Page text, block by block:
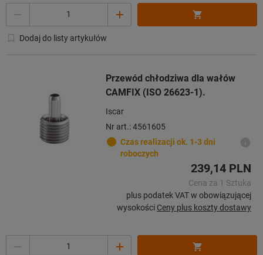
Dodaj do listy artykułów
Przewód chłodziwa dla wałów
CAMFIX (ISO 26623-1).
Iscar
Nr art.: 4561605
Czas realizacji ok. 1-3 dni
roboczych
239,14 PLN
Cena za 1 Sztuka
plus podatek VAT w obowiązującej
wysokości Ceny plus koszty dostawy